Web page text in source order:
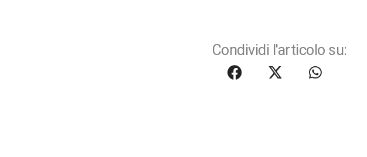
Condividi l'articolo su: